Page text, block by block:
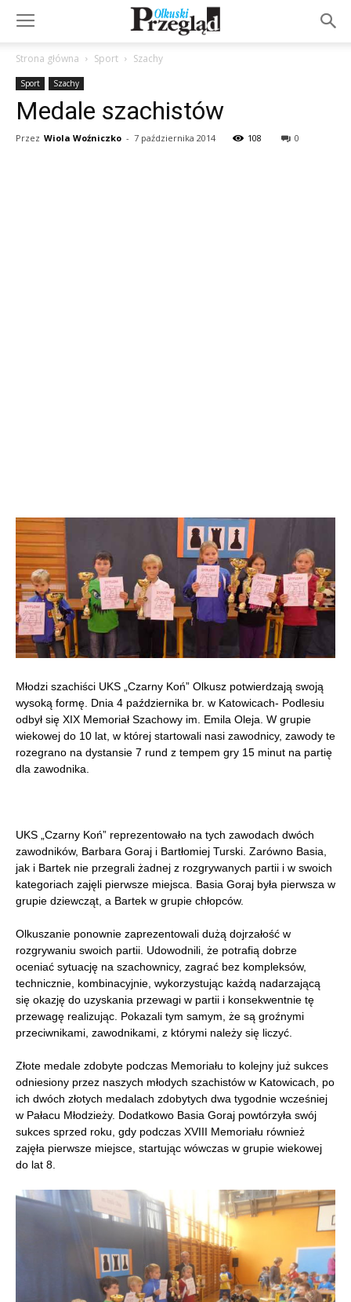
Strona główna Sport Szachy
Sport Szachy
Medale szachistów
Przez Wiola Woźniczko - 7 października 2014 108 0
Młodzi szachiści UKS „Czarny Koń” Olkusz potwierdzają swoją
wysoką formę. Dnia 4 października br. w Katowicach- Podlesiu
odbył się XIX Memoriał Szachowy im. Emila Oleja. W grupie
wiekowej do 10 lat, w której startowali nasi zawodnicy, zawody te
rozegrano na dystansie 7 rund z tempem gry 15 minut na partię
dla zawodnika.
UKS „Czarny Koń” reprezentowało na tych zawodach dwóch
zawodników, Barbara Goraj i Bartłomiej Turski. Zarówno Basia,
jak i Bartek nie przegrali żadnej z rozgrywanych partii i w swoich
kategoriach zajęli pierwsze miejsca. Basia Goraj była pierwsza w
grupie dziewcząt, a Bartek w grupie chłopców.
Olkuszanie ponownie zaprezentowali dużą dojrzałość w
rozgrywaniu swoich partii. Udowodnili, że potrafią dobrze
oceniać sytuację na szachownicy, zagrać bez kompleksów,
technicznie, kombinacyjnie, wykorzystując każdą nadarzającą
się okazję do uzyskania przewagi w partii i konsekwentnie tę
przewagę realizując. Pokazali tym samym, że są groźnymi
przeciwnikami, zawodnikami, z którymi należy się liczyć.
Złote medale zdobyte podczas Memoriału to kolejny już sukces
odniesiony przez naszych młodych szachistów w Katowicach, po
ich dwóch złotych medalach zdobytych dwa tygodnie wcześniej
w Pałacu Młodzieży. Dodatkowo Basia Goraj powtórzyła swój
sukces sprzed roku, gdy podczas XVIII Memoriału również
zajęła pierwsze miejsce, startując wówczas w grupie wiekowej
do lat 8.